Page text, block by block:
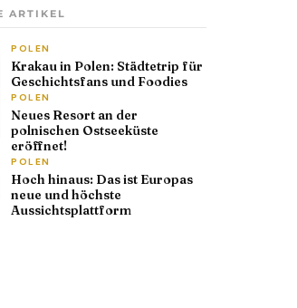
ARTIKEL
POLEN
Krakau in Polen: Städtetrip für
Geschichtsfans und Foodies
POLEN
Neues Resort an der
polnischen Ostseeküste
eröffnet!
POLEN
Hoch hinaus: Das ist Europas
neue und höchste
Aussichtsplattform